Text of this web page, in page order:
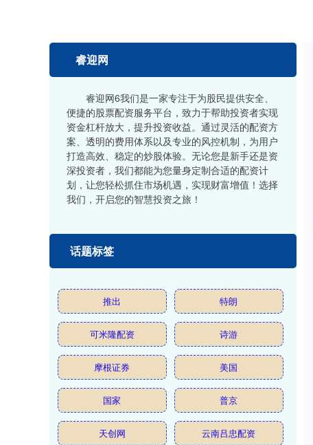
睿迎网
睿迎网6我们是一家专注于为股民提供安全、
便捷的股票配资服务平台，致力于帮助投资者实现
资金杠杆放大，提升投资收益。通过灵活的配资方
案、透明的费用体系以及专业的风控机制，为用户
打造高效、稳定的炒股体验。无论您是新手还是资
深投资者，我们都能为您量身定制合适的配资计
划，让您轻松抓住市场机遇，实现财富增值！选择
我们，开启您的智慧投资之旅！
话题标签
推出 特朗
可米隆配资 诗游
摩根证券 美国
国家 普京
天创网 云南吕忠配资